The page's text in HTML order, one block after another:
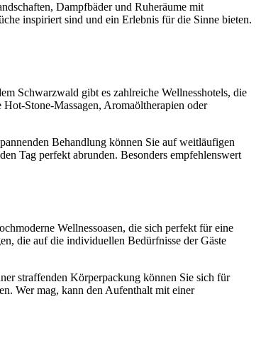
Dampfbäder und Ruheräume mit
inspiriert sind und ein Erlebnis für die Sinne bieten.
Schwarzwald gibt es zahlreiche Wellnesshotels, die
Stone-Massagen, Aromaöltherapien oder
Behandlung können Sie auf weitläufigen
Tag perfekt abrunden. Besonders empfehlenswert
Wellnessoasen, die sich perfekt für eine
die auf die individuellen Bedürfnisse der Gäste
straffenden Körperpackung können Sie sich für
Wer mag, kann den Aufenthalt mit einer